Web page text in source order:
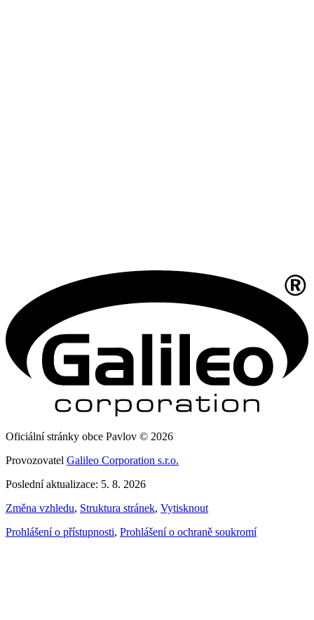
Oficiální stránky obce Pavlov © 2026
Provozovatel Galileo Corporation s.r.o.
Poslední aktualizace: 5. 8. 2026
Změna vzhledu, Struktura stránek, Vytisknout
Prohlášení o přístupnosti, Prohlášení o ochraně soukromí